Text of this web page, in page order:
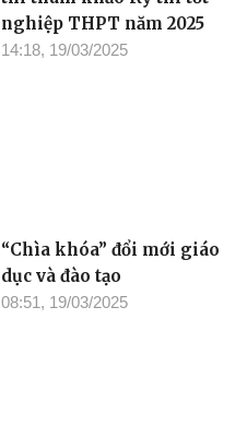
nghiệp THPT năm 2025
14:18, 19/03/2025
“Chìa khóa” đổi mới giáo
dục và đào tạo
08:51, 19/03/2025